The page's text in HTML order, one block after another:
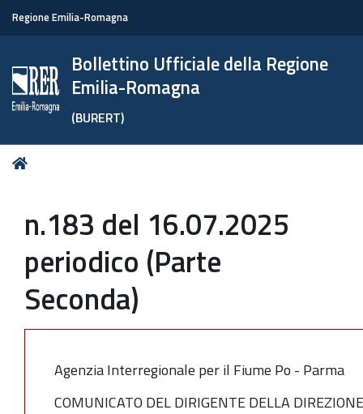
Regione Emilia-Romagna
Bollettino Ufficiale della Regione
Emilia-Romagna
(BURERT)
Tu
n.183 del 16.07.2025
periodico (Parte
Seconda)
Agenzia Interregionale per il Fiume Po - Parma
COMUNICATO DEL DIRIGENTE DELLA